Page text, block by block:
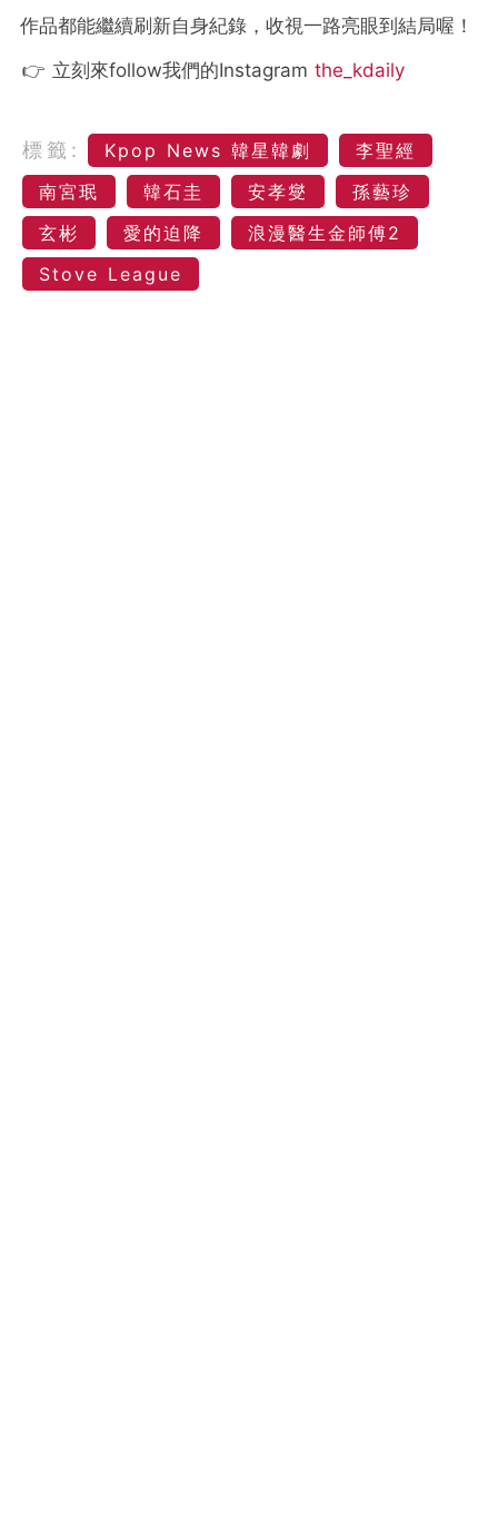
作品都能繼續刷新自身紀錄，收視一路亮眼到結局喔！
👉 立刻來follow我們的Instagram the_kdaily
標籤: Kpop News 韓星韓劇
李聖經
南宮珉
韓石圭 安孝燮
孫藝珍
玄彬
愛的迫降
浪漫醫生金師傅2
Stove League